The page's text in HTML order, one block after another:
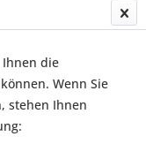
Ihnen die
Wenn Sie
stehen Ihnen